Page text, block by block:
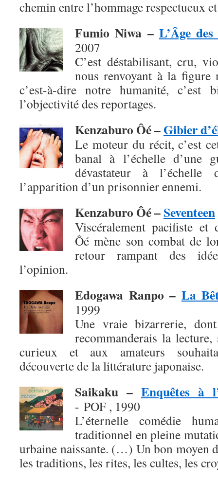
chemin entre l’hommage respectueux
Fumio Niwa – L’Âge
2007
C’est déstabilisant, cru,
nous renvoyant à la figure
c’est-à-dire notre humanité, c’est
l’objectivité des reportages.
Kenzaburo Ôé –Gibier
Le moteur du récit, c’est
banal à l’échelle d’une
dévastateur à
l’apparition d’un prisonnier ennemi.
Kenzaburo Ôé –Seventeen
Viscéralement pacifiste et
Ôé mène son combat de
retour rampant des
l’opinion.
Edogawa Ranpo – La
1999
Une vraie bizarrerie,
recommanderais la
curieux et aux amateurs
découverte de la littérature japonaise.
Saikaku – Enquêtes à
- POF , 1990
L’éternelle comédie
traditionnel en pleine
urbaine naissante. (…) Un bon moyen
les traditions, les rites, les cultes, les